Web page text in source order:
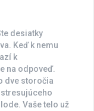
desiatky
Keď k nemu
k
na odpoveď.
dve storočia
Vaše telo už